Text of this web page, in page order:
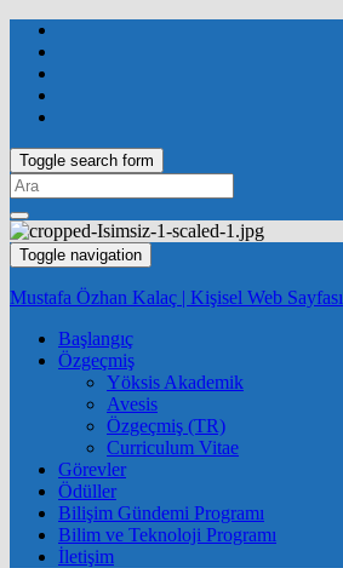
Toggle search form
Search
for:
Toggle navigation
Mustafa Özhan Kalaç | Kişisel Web Sayfası
Başlangıç
Özgeçmiş
Yöksis Akademik
Avesis
Özgeçmiş (TR)
Curriculum Vitae
Görevler
Ödüller
Bilişim Gündemi Programı
Bilim ve Teknoloji Programı
İletişim